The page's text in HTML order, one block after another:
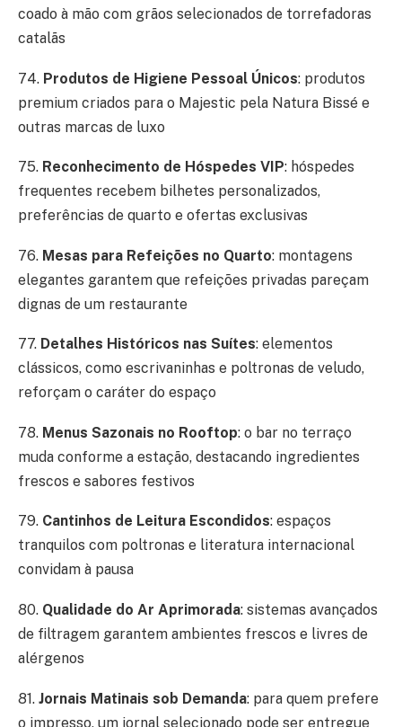
coado à mão com grãos selecionados de torrefadoras
catalãs
74. Produtos de Higiene Pessoal Únicos: produtos
premium criados para o Majestic pela Natura Bissé e
outras marcas de luxo
75. Reconhecimento de Hóspedes VIP: hóspedes
frequentes recebem bilhetes personalizados,
preferências de quarto e ofertas exclusivas
76. Mesas para Refeições no Quarto: montagens
elegantes garantem que refeições privadas pareçam
dignas de um restaurante
77. Detalhes Históricos nas Suítes: elementos
clássicos, como escrivaninhas e poltronas de veludo,
reforçam o caráter do espaço
78. Menus Sazonais no Rooftop: o bar no terraço
muda conforme a estação, destacando ingredientes
frescos e sabores festivos
79. Cantinhos de Leitura Escondidos: espaços
tranquilos com poltronas e literatura internacional
convidam à pausa
80. Qualidade do Ar Aprimorada: sistemas avançados
de filtragem garantem ambientes frescos e livres de
alérgenos
81. Jornais Matinais sob Demanda: para quem prefere
o impresso, um jornal selecionado pode ser entregue